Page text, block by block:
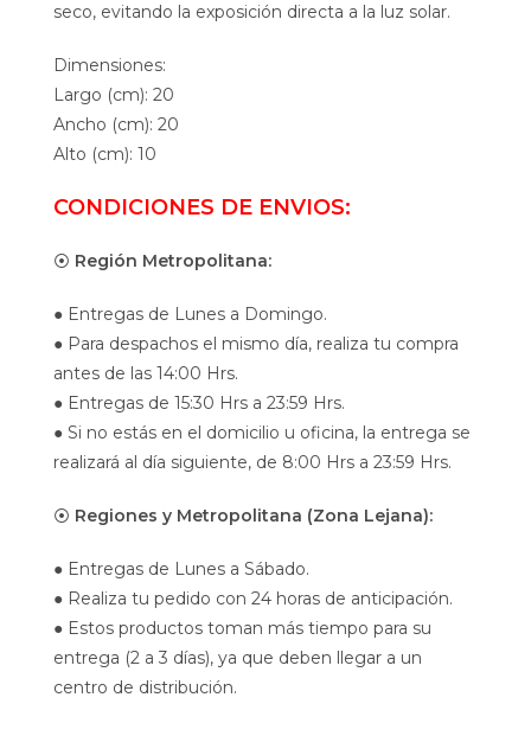
seco, evitando la exposición directa a la luz solar.
Dimensiones:
Largo (cm): 20
Ancho (cm): 20
Alto (cm): 10
CONDICIONES DE ENVIOS:
⦿ Región Metropolitana:
● Entregas de Lunes a Domingo.
● Para despachos el mismo día, realiza tu compra
antes de las 14:00 Hrs.
● Entregas de 15:30 Hrs a 23:59 Hrs.
● Si no estás en el domicilio u oficina, la entrega se
realizará al día siguiente, de 8:00 Hrs a 23:59 Hrs.
⦿ Regiones y Metropolitana (Zona Lejana):
● Entregas de Lunes a Sábado.
● Realiza tu pedido con 24 horas de anticipación.
● Estos productos toman más tiempo para su
entrega (2 a 3 días), ya que deben llegar a un
centro de distribución.